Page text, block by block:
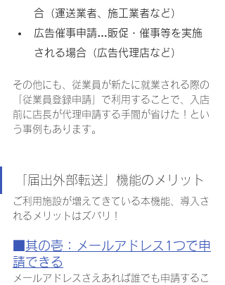
合（運送業者、施工業者など）
広告催事申請…販促・催事等を実施
される場合（広告代理店など）
その他にも、従業員が新たに就業される際の
「従業員登録申請」で利用することで、入店
前に店長が代理申請する手間が省けた！とい
う事例もあります。
「届出外部転送」機能のメリット
ご利用施設が増えてきている本機能、導入さ
れるメリットはズバリ！
其の壱：メールアドレス1つで申
請できる
メールアドレスさえあれば誰でも申請するこ